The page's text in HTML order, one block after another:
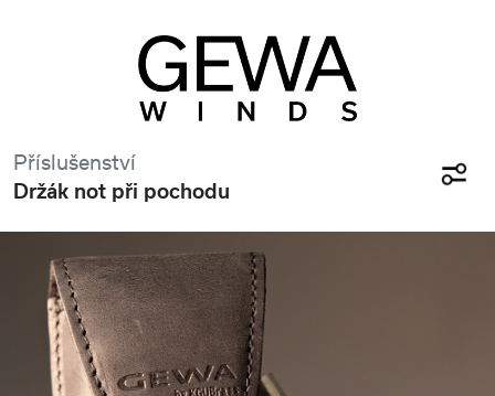
Příslušenství
Držák not při pochodu